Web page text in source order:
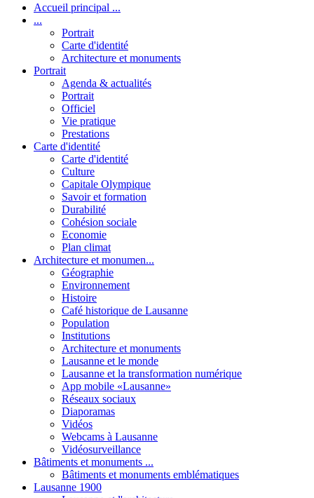
Accueil principal ...
...
Portrait
Carte d'identité
Architecture et monuments
Portrait
Agenda & actualités
Portrait
Officiel
Vie pratique
Prestations
Carte d'identité
Carte d'identité
Culture
Capitale Olympique
Savoir et formation
Durabilité
Cohésion sociale
Economie
Plan climat
Architecture et monumen...
Géographie
Environnement
Histoire
Café historique de Lausanne
Population
Institutions
Architecture et monuments
Lausanne et le monde
Lausanne et la transformation numérique
App mobile «Lausanne»
Réseaux sociaux
Diaporamas
Vidéos
Webcams à Lausanne
Vidéosurveillance
Bâtiments et monuments ...
Bâtiments et monuments emblématiques
Lausanne 1900